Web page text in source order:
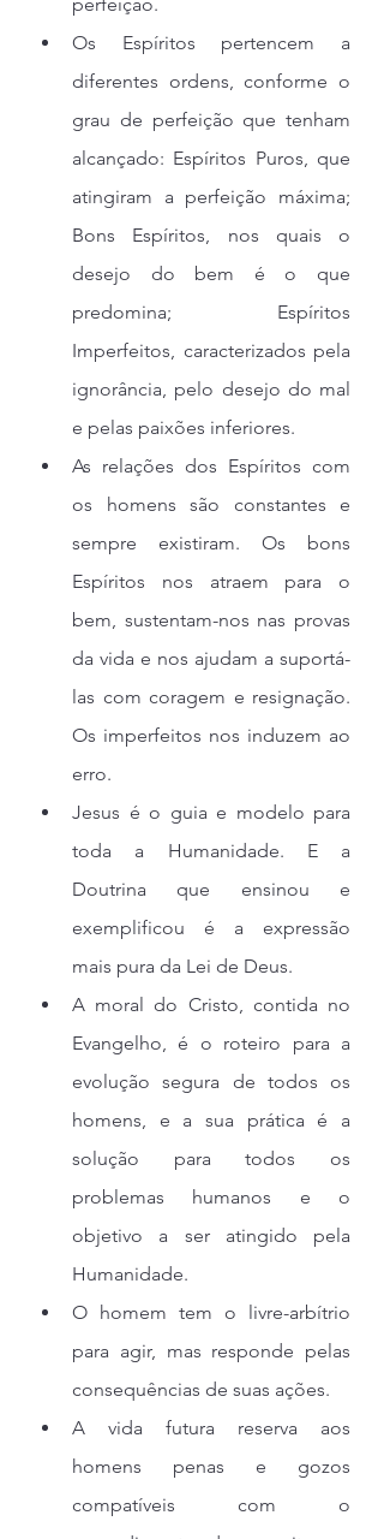
Os Espíritos pertencem a
diferentes ordens, conforme o
grau de perfeição que tenham
alcançado: Espíritos Puros, que
atingiram a perfeição máxima;
Bons Espíritos, nos quais o
desejo do bem é o que
predomina; Espíritos
Imperfeitos, caracterizados pela
ignorância, pelo desejo do mal
e pelas paixões inferiores.
As relações dos Espíritos com
os homens são constantes e
sempre existiram. Os bons
Espíritos nos atraem para o
bem, sustentam-nos nas provas
da vida e nos ajudam a suportá-
las com coragem e resignação.
Os imperfeitos nos induzem ao
erro.
Jesus é o guia e modelo para
toda a Humanidade. E a
Doutrina que ensinou e
exemplificou é a expressão
mais pura da Lei de Deus.
A moral do Cristo, contida no
Evangelho, é o roteiro para a
evolução segura de todos os
homens, e a sua prática é a
solução para todos os
problemas humanos e o
objetivo a ser atingido pela
Humanidade.
O homem tem o livre-arbítrio
para agir, mas responde pelas
consequências de suas ações.
A vida futura reserva aos
homens penas e gozos
compatíveis com o